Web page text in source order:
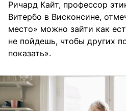
Ричард Кайт, профессор
Витербо в Висконсине,
место» можно зайти как
не пойдешь, чтобы других
показать».